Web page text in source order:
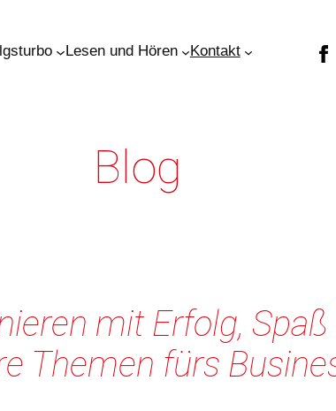
Lesen und Hören Kontakt
Blog
mit Erfolg,
Themen fürs